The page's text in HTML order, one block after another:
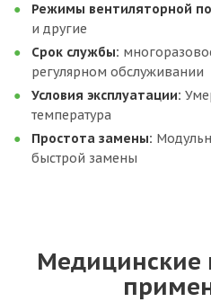
Режимы вентиляторной
и другие
Срок службы:
регулярном обслуживании
Условия эксплуатации:
температура
Простота замены:
быстрой замены
Медицинские